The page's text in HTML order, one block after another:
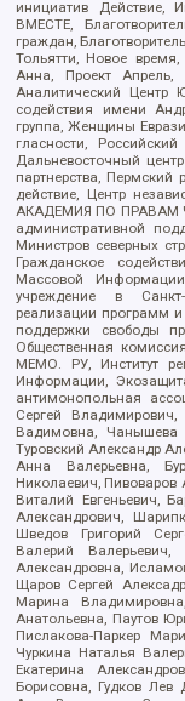
инициатив Действие,
ВМЕСТЕ,
граждан,
Тольятти, Новое время,
Анна, Проект Апрель,
Аналитический Центр
содействия имени
группа, Женщины
гласности,
Дальневосточный
партнерства,
действие, Центр
АКАДЕМИЯ ПО ПРАВАМ
административной
Министров северных
Гражданское
Массовой
учреждение в Санкт-
реализации программ
поддержки свободы
Общественная
МЕМО. РУ, Институт
Информации,
антимонопольная
Сергей
Вадимовна, Чанышева
Туровский Александр
Анна Валерьевна,
Николаевич, Пивоваров
Виталий Евгеньевич,
Александрович,
Шведов Григорий
Валерий
Александровна,
Щаров Сергей
Марина
Анатольевна, Паутов
Пислакова-Паркер
Чуркина Наталья
Екатерина
Борисовна, Гудков